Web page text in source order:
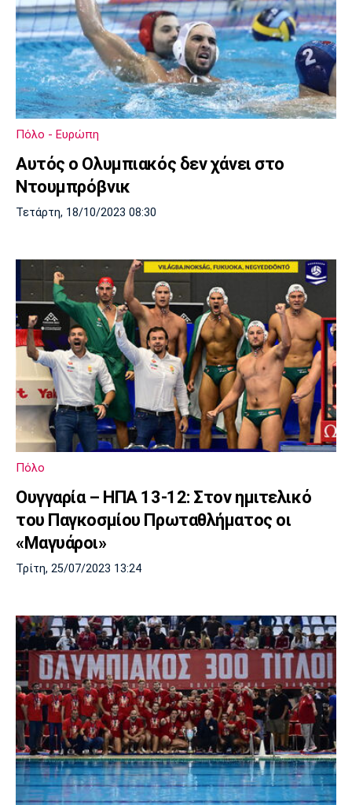
Πόλο - Ευρώπη
Αυτός ο Ολυμπιακός δεν χάνει στο
Ντουμπρόβνικ
Τετάρτη, 18/10/2023 08:30
Πόλο
Ουγγαρία – ΗΠΑ 13-12: Στον ημιτελικό
του Παγκοσμίου Πρωταθλήματος οι
«Μαγυάροι»
Τρίτη, 25/07/2023 13:24